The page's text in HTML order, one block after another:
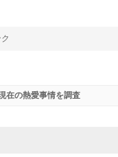
在の熱愛事情を調査